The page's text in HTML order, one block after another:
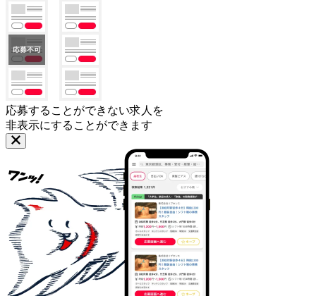
応募することができない求人を
非表示にすることができます